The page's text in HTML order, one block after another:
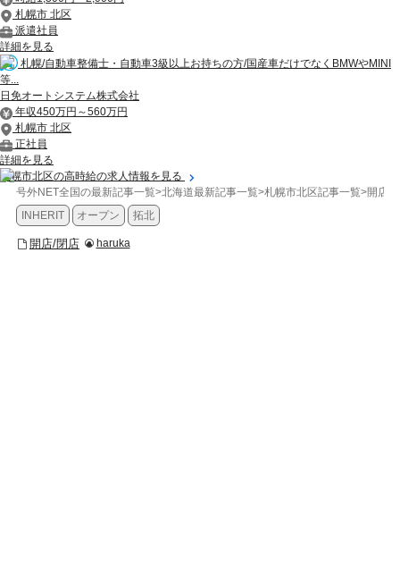
札幌市 北区
派遣社員
詳細を見る
札幌/自動車整備士・自動車3級以上お持ちの方/国産車だけでなくBMWやMINI
等...
日免オートシステム株式会社
年収450万円～560万円
札幌市 北区
正社員
詳細を見る
札幌市北区の高時給の求人情報を見る
号外NET全国の最新記事一覧>北海道最新記事一覧>札幌市北区記事一覧>開店/
INHERIT
オープン 拓北
開店/閉店 haruka